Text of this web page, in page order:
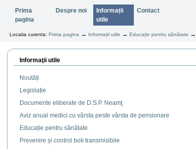
SectiuniPrima
pagina
Despre noi
Informații
utile
Contact
Locatia curenta: Prima pagina → Informații utile →Educație pentru sănătate
Informaţii utile
Noutăți
Legislație
Documente eliberate de D.S.P. Neamţ
Aviz anual medici cu vârsta peste vârsta de pensionare
Educație pentru sănătate
Prevenire și control boli transmisibile